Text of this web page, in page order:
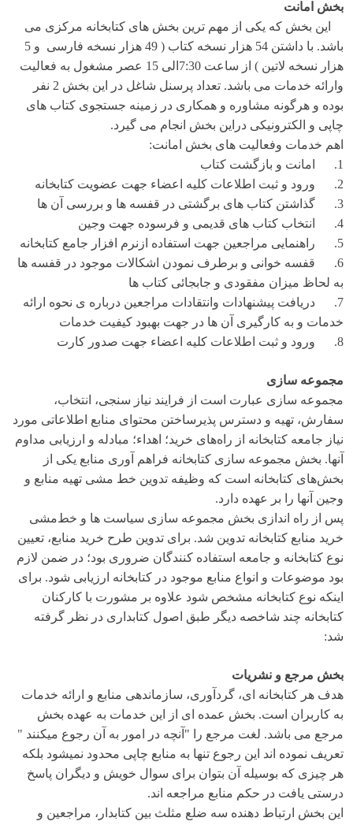
بخش امانت
این بخش که یکی از مهم ترین بخش های کتابخانه مرکزی می
باشد. با داشتن 54 هزار نسخه کتاب ( 49 هزار نسخه فارسی و 5
هزار نسخه لاتین ) از ساعت 7:30الی 15 عصر مشغول به فعالیت
وارائه خدمات می باشد. تعداد پرسنل شاغل در این بخش 2 نفر
بوده و هرگونه مشاوره و همکاری در زمینه جستجوی کتاب های
چاپی و الکترونیکی دراین بخش انجام می گیرد.
اهم خدمات وفعالیت های بخش امانت:
1. امانت و بازگشت کتاب
2. ورود و ثبت اطلاعات کلیه اعضاء جهت عضویت کتابخانه
3. گذاشتن کتاب های برگشتی در قفسه ها و بررسی آن ها
4. انتخاب کتاب های قدیمی و فرسوده جهت وجین
5. راهنمایی مراجعین جهت استفاده ازنرم افزار جامع کتابخانه
6. قفسه خوانی و برطرف نمودن اشکالات موجود در قفسه ها
به لحاظ میزان مفقودی و جابجائی کتاب ها
7. دریافت پیشنهادات وانتقادات مراجعین درباره ی نحوه ارائه
خدمات و به کارگیری آن ها در جهت بهبود کیفیت خدمات
8. ورود و ثبت اطلاعات کلیه اعضاء جهت صدور کارت
مجموعه سازی
مجموعه سازی عبارت است از فرایند نیاز سنجی، انتخاب،
سفارش، تهیه و دسترس پذیرساختن محتوای منابع اطلاعاتی مورد
نیاز جامعه کتابخانه از راه‌های خرید؛ اهداء؛ مبادله و ارزیابی مداوم
آنها. بخش مجموعه سازی کتابخانه فراهم آوری منابع یکی از
بخش‌های کتابخانه است که وظیفه تدوین خط مشی تهیه منابع و
وجین آنها را بر عهده دارد.
پس از راه اندازی بخش مجموعه سازی سیاست ها و خط‌مشی
خرید منابع کتابخانه تدوین شد. برای تدوین طرح خرید منابع، تعیین
نوع کتابخانه و جامعه استفاده کنندگان ضروری بود؛ در ضمن لازم
بود موضوعات و انواع منابع موجود در کتابخانه ارزیابی شود. برای
اینکه نوع کتابخانه مشخص شود علاوه بر مشورت با کارکنان
کتابخانه چند شاخصه دیگر طبق اصول کتابداری در نظر گرفته
شد:
بخش مرجع و نشریات
هدف هر کتابخانه ای، گردآوری، سازماندهی منابع و ارائه خدمات
به کاربران است. بخش عمده ای از این خدمات به عهده بخش
مرجع می باشد. لغت مرجع را "آنچه در امور به آن رجوع میکنند "
تعریف نموده اند این رجوع تنها به منابع چاپی محدود نمیشود بلکه
هر چیزی که بوسیله آن بتوان برای سوال خویش و دیگران پاسخ
درستی یافت در حکم منابع مراجعه اند.
این بخش ارتباط دهنده سه ضلع مثلث بین کتابدار، مراجعین و